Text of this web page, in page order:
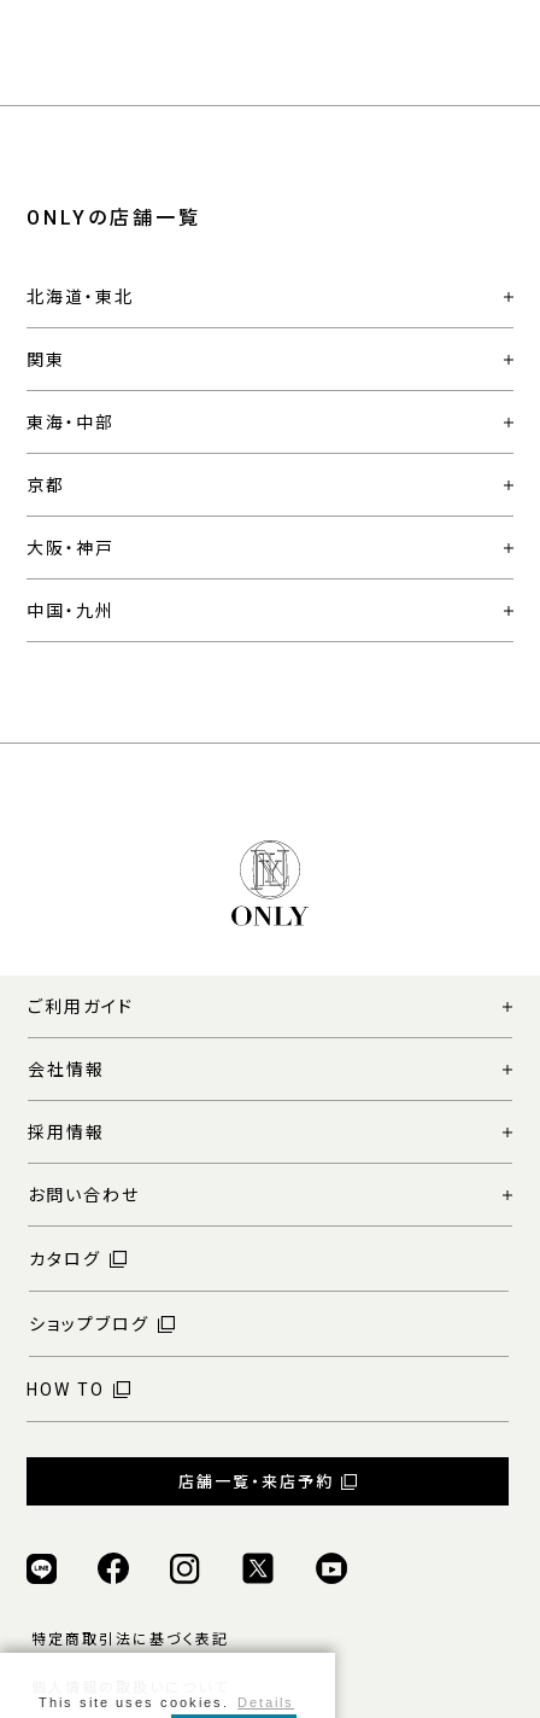
ONLYの店舗一覧
北海道・東北
関東
東海・中部
京都
大阪・神戸
中国・九州
ご利用ガイド
会社情報
採用情報
お問い合わせ
カタログ
ショップブログ
HOW TO
店舗一覧・来店予約
特定商取引法に基づく表記
This site uses cookies. Details